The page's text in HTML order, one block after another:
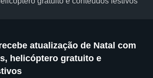
atualização de Natal com
helicóptero gratuito e